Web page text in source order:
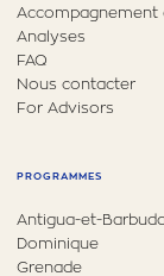
Accompagnement
Analyses
FAQ
Nous contacter
For Advisors
PROGRAMMES
Antigua-et-
Dominique
Grenade